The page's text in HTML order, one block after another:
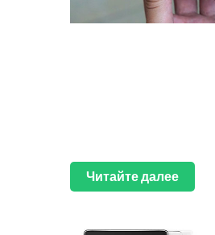
Читайте далее